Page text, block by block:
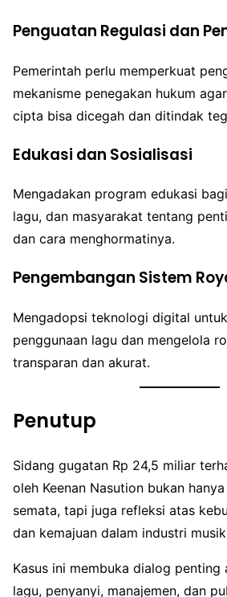
Penguatan Regulasi dan
Pemerintah perlu memperkuat
mekanisme penegakan hukum
cipta bisa dicegah dan ditindak
Edukasi dan Sosialisasi
Mengadakan program edukasi
lagu, dan masyarakat tentang
dan cara menghormatinya.
Pengembangan Sistem
Mengadopsi teknologi digital
penggunaan lagu dan mengelola
transparan dan akurat.
Penutup
Sidang gugatan Rp 24,5 miliar
oleh Keenan Nasution bukan
semata, tapi juga refleksi atas
dan kemajuan dalam industri
Kasus ini membuka dialog penting
lagu, penyanyi, manajemen, dan